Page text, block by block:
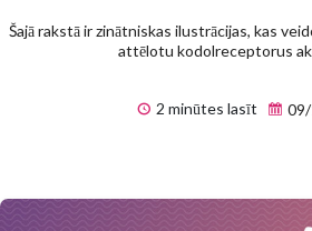
Šajā rakstā ir zinātniskas ilustrācijas, kas
attēlotu kodolreceptorus
2 minūtes lasīt